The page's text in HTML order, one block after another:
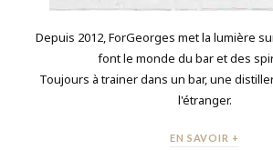
Depuis 2012, ForGeorges met la lumière
font le monde du bar et des
Toujours à trainer dans un bar, une
l'étranger.
EN SAVOIR +